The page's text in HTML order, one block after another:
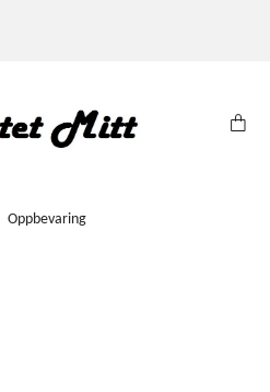
Oppbevaring